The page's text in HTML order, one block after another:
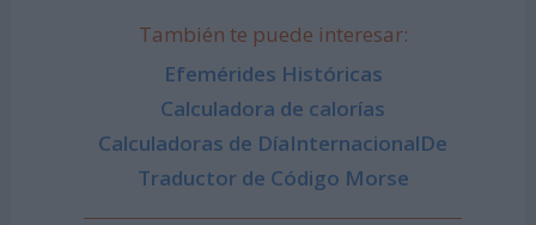
También te puede interesar:
Efemérides Históricas
Calculadora de calorías
Calculadoras de DíaInternacionalDe
Traductor de Código Morse